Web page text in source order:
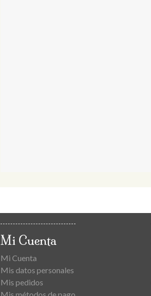
Mi Cuenta
Mi Cuenta
Mis datos personales
Mis pedidos